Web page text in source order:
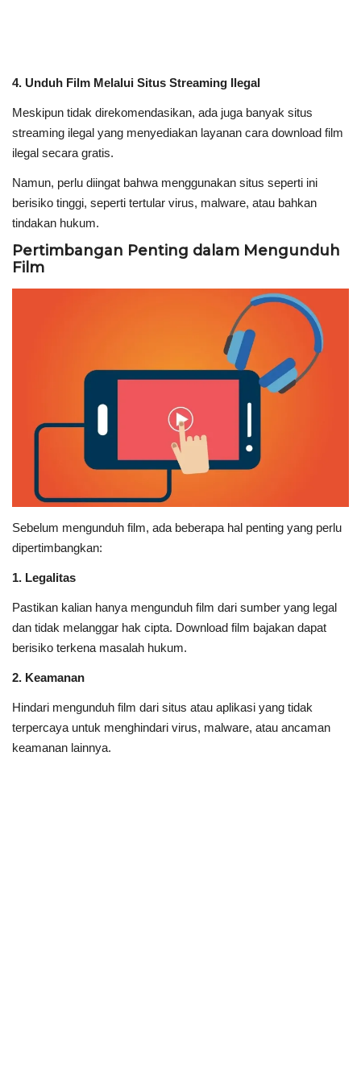
4. Unduh Film Melalui Situs Streaming Ilegal
Meskipun tidak direkomendasikan, ada juga banyak situs
streaming ilegal yang menyediakan layanan cara download film
ilegal secara gratis.
Namun, perlu diingat bahwa menggunakan situs seperti ini
berisiko tinggi, seperti tertular virus, malware, atau bahkan
tindakan hukum.
Pertimbangan Penting dalam Mengunduh
Film
Sebelum mengunduh film, ada beberapa hal penting yang perlu
dipertimbangkan:
1. Legalitas
Pastikan kalian hanya mengunduh film dari sumber yang legal
dan tidak melanggar hak cipta. Download film bajakan dapat
berisiko terkena masalah hukum.
2. Keamanan
Hindari mengunduh film dari situs atau aplikasi yang tidak
terpercaya untuk menghindari virus, malware, atau ancaman
keamanan lainnya.